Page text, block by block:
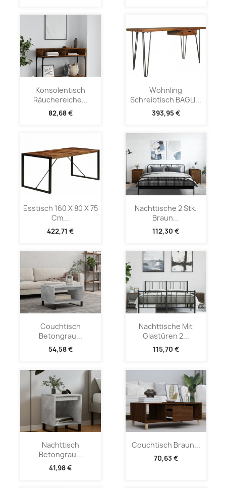
Konsolentisch
Räuchereiche...
82,68 €
Wohnling
Schreibtisch BAGLI...
393,95 €
Esstisch 160 X 80 X 75
Cm...
422,71 €
Nachttische 2 Stk.
Braun...
112,30 €
Couchtisch
Betongrau...
54,58 €
Nachttische Mit
Glastüren 2...
115,70 €
Nachttisch
Betongrau...
41,98 €
Couchtisch Braun...
70,63 €